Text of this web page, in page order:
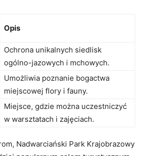
Opis
Ochrona unikalnych ⁢siedlisk
ogólno-jazowych i mchowych.
Umożliwia‍ poznanie bogactwa⁣
miejscowej flory ⁢i ⁤fauny.
Miejsce, gdzie można uczestniczyć
⁤w ⁣warsztatach i zajęciach.
Nadwarciański Park⁢ Krajobrazowy